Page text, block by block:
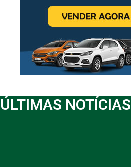
ÚLTIMAS NOTÍCIAS